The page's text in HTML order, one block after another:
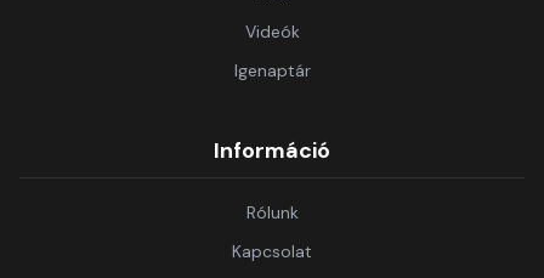
Videók
Igenaptár
Információ
Rólunk
Kapcsolat